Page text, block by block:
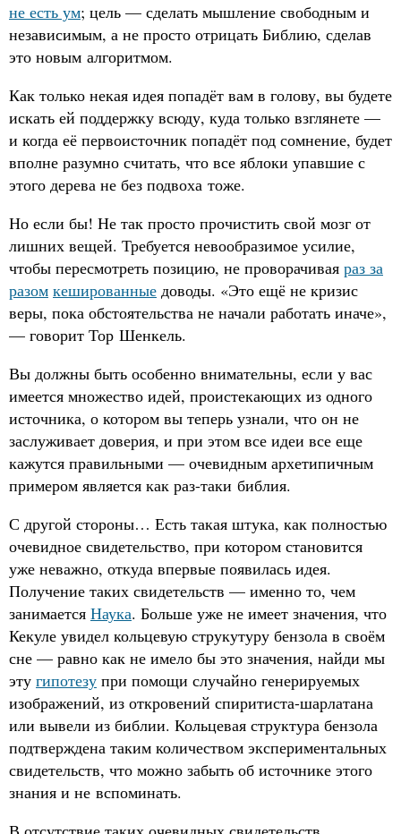
не есть ум; цель — сделать мышление свободным и
независимым, а не просто отрицать Библию, сделав
это новым алгоритмом.
Как только некая идея попадёт вам в голову, вы будете
искать ей поддержку всюду, куда только взглянете —
и когда её первоисточник попадёт под сомнение, будет
вполне разумно считать, что все яблоки упавшие с
этого дерева не без подвоха тоже.
Но если бы! Не так просто прочистить свой мозг от
лишних вещей. Требуется невообразимое усилие,
чтобы пересмотреть позицию, не проворачивая раз за
разом кешированные доводы. «Это ещё не кризис
веры, пока обстоятельства не начали работать иначе»,
— говорит Тор Шенкель.
Вы должны быть особенно внимательны, если у вас
имеется множество идей, проистекающих из одного
источника, о котором вы теперь узнали, что он не
заслуживает доверия, и при этом все идеи все еще
кажутся правильными — очевидным архетипичным
примером является как раз-таки библия.
С другой стороны… Есть такая штука, как полностью
очевидное свидетельство, при котором становится
уже неважно, откуда впервые появилась идея.
Получение таких свидетельств — именно то, чем
занимается Наука. Больше уже не имеет значения, что
Кекуле увидел кольцевую струкутуру бензола в своём
сне — равно как не имело бы это значения, найди мы
эту гипотезу при помощи случайно генерируемых
изображений, из откровений спиритиста-шарлатана
или вывели из библии. Кольцевая структура бензола
подтверждена таким количеством экспериментальных
свидетельств, что можно забыть об источнике этого
знания и не вспоминать.